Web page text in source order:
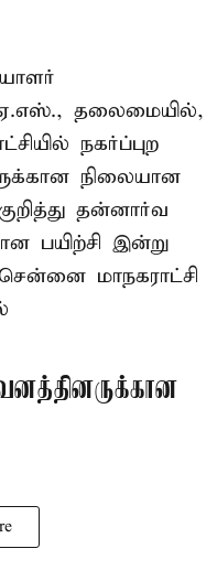
தலைமையில்,
நகர்ப்புற
நிலையான
தன்னார்வ
பயிற்சி இன்று
சென்னை மாநகராட்சி